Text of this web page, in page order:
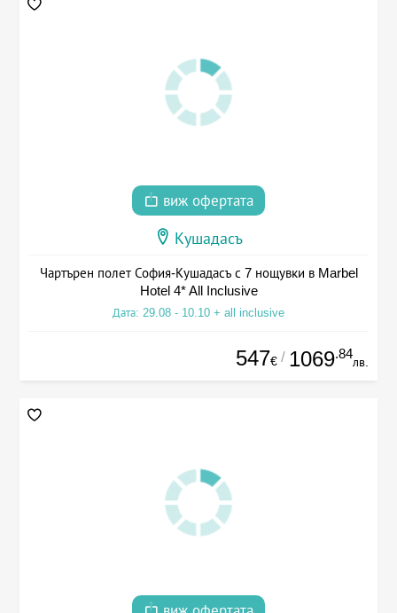
виж офертата
Кушадасъ
Чартърен полет София-Кушадасъ с 7 нощувки в Marbel
Hotel 4* All Inclusive
Дата: 29.08 - 10.10 + all inclusive
547€ / 1069.84
лв.